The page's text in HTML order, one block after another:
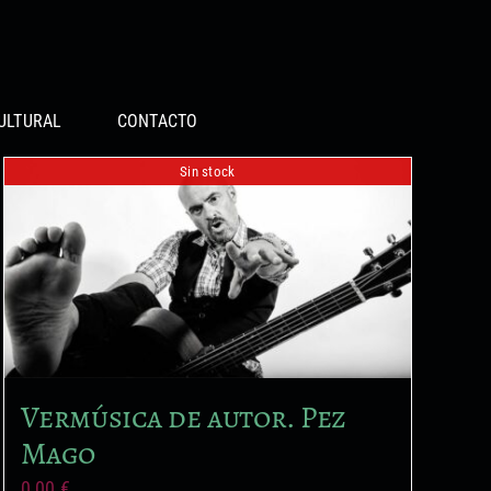
CONTACTO
Sin stock
Vermúsica de autor. Pez
Mago